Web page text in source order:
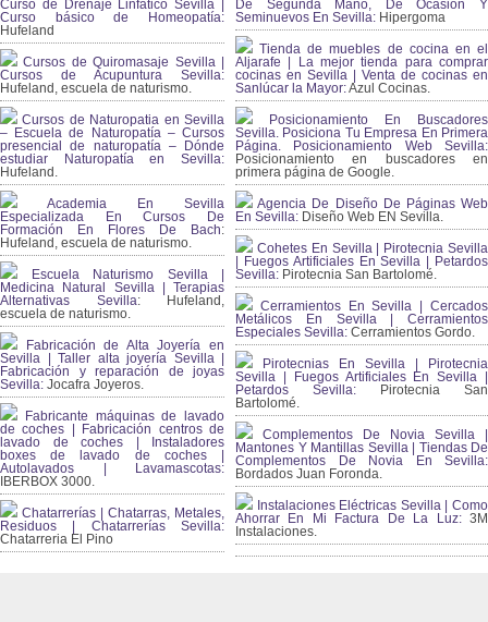
Curso de Drenaje Linfático Sevilla |
Curso básico de Homeopatía:
Hufeland
Cursos de Quiromasaje Sevilla |
Cursos de Acupuntura Sevilla:
Hufeland, escuela de naturismo.
Cursos de Naturopatia en Sevilla
– Escuela de Naturopatía – Cursos
presencial de naturopatía – Dónde
estudiar Naturopatía en Sevilla:
Hufeland.
Academia En Sevilla
Especializada En Cursos De
Formación En Flores De Bach:
Hufeland, escuela de naturismo.
Escuela Naturismo Sevilla |
Medicina Natural Sevilla | Terapias
Alternativas Sevilla: Hufeland,
escuela de naturismo.
Fabricación de Alta Joyería en
Sevilla | Taller alta joyería Sevilla |
Fabricación y reparación de joyas
Sevilla: Jocafra Joyeros.
Fabricante máquinas de lavado
de coches | Fabricación centros de
lavado de coches | Instaladores
boxes de lavado de coches |
Autolavados | Lavamascotas:
IBERBOX 3000.
Chatarrerías | Chatarras, Metales,
Residuos | Chatarrerías Sevilla:
Chatarreria El Pino
De Segunda Mano, De Ocasión Y
Seminuevos En Sevilla: Hipergoma
Tienda de muebles de cocina en el
Aljarafe | La mejor tienda para comprar
cocinas en Sevilla | Venta de cocinas en
Sanlúcar la Mayor:Azul Cocinas.
Posicionamiento En Buscadores
Sevilla. Posiciona Tu Empresa En Primera
Página. Posicionamiento Web Sevilla:
Posicionamiento en buscadores en
primera página de Google.
Agencia De Diseño De Páginas Web
En Sevilla: Diseño Web EN Sevilla.
Cohetes En Sevilla | Pirotecnia Sevilla
| Fuegos Artificiales En Sevilla | Petardos
Sevilla: Pirotecnia San Bartolomé.
Cerramientos En Sevilla | Cercados
Metálicos En Sevilla | Cerramientos
Especiales Sevilla: Cerramientos Gordo.
Pirotecnias En Sevilla | Pirotecnia
Sevilla | Fuegos Artificiales En Sevilla |
Petardos Sevilla: Pirotecnia San
Bartolomé.
Complementos De Novia Sevilla |
Mantones Y Mantillas Sevilla | Tiendas De
Complementos De Novia En Sevilla:
Bordados Juan Foronda.
Instalaciones Eléctricas Sevilla | Como
Ahorrar En Mi Factura De La Luz:3M
Instalaciones.